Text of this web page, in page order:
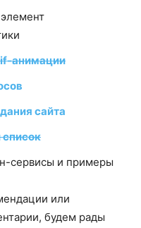
элемент
анимации
сайта
список
сервисы и примеры
или
будем рады